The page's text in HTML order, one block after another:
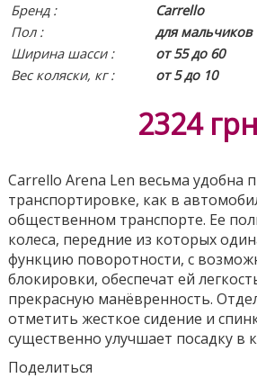
Бренд :
Carrello
Пол :
для мальчиков
Ширина шасси :
от 55 до 60
Вес коляски, кг :
от 5 до 10
2324
Carrello Arena Len весьма удобна
транспортировке, как в
общественном транспорте. Ее
колеса, передние из которых
функцию поворотности, с
блокировки, обеспечат ей
прекрасную манёвренность.
отметить жесткое сидение и
существенно улучшает посадку в
Поделиться